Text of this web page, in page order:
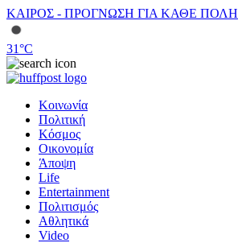
ΚΑΙΡΟΣ - ΠΡΟΓΝΩΣΗ ΓΙΑ ΚΑΘΕ ΠΟΛΗ
31°C
Κοινωνία
Πολιτική
Κόσμος
Οικονομία
Άποψη
Life
Entertainment
Πολιτισμός
Αθλητικά
Video